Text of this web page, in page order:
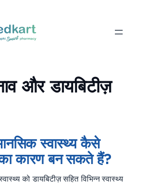
और डायबिटीज़
स्वास्थ्य कैसे
का कारण बन सकते हैं?
को डायबिटीज़ सहित विभिन्न स्वास्थ्य